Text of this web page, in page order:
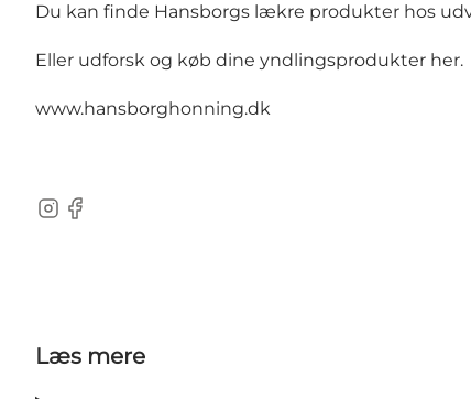
Du kan finde Hansborgs lækre produkter hos
Eller udforsk og køb dine yndlingsprodukter her.
www.hansborghonning.dk
Instagram
Facebook
Læs mere